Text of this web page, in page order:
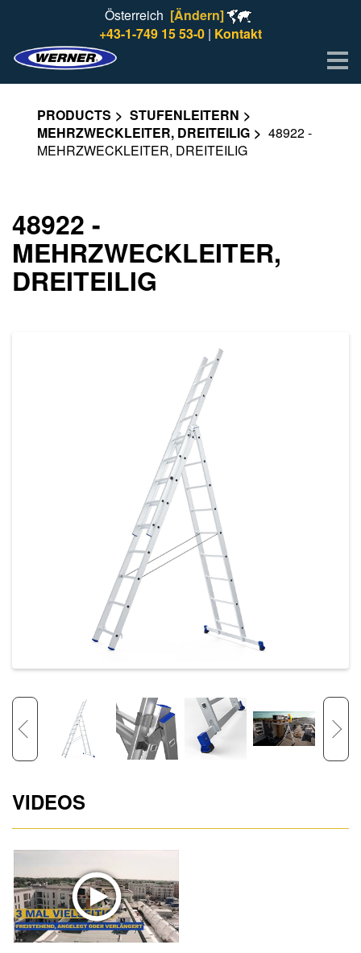
Österreich [Ändern]
+43-1-749 15 53-0 | Kontakt
PRODUCTS
STUFENLEITERN
MEHRZWECKLEITER, DREITEILIG
48922 -
MEHRZWECKLEITER, DREITEILIG
48922 -
MEHRZWECKLEITER,
DREITEILIG
VIDEOS